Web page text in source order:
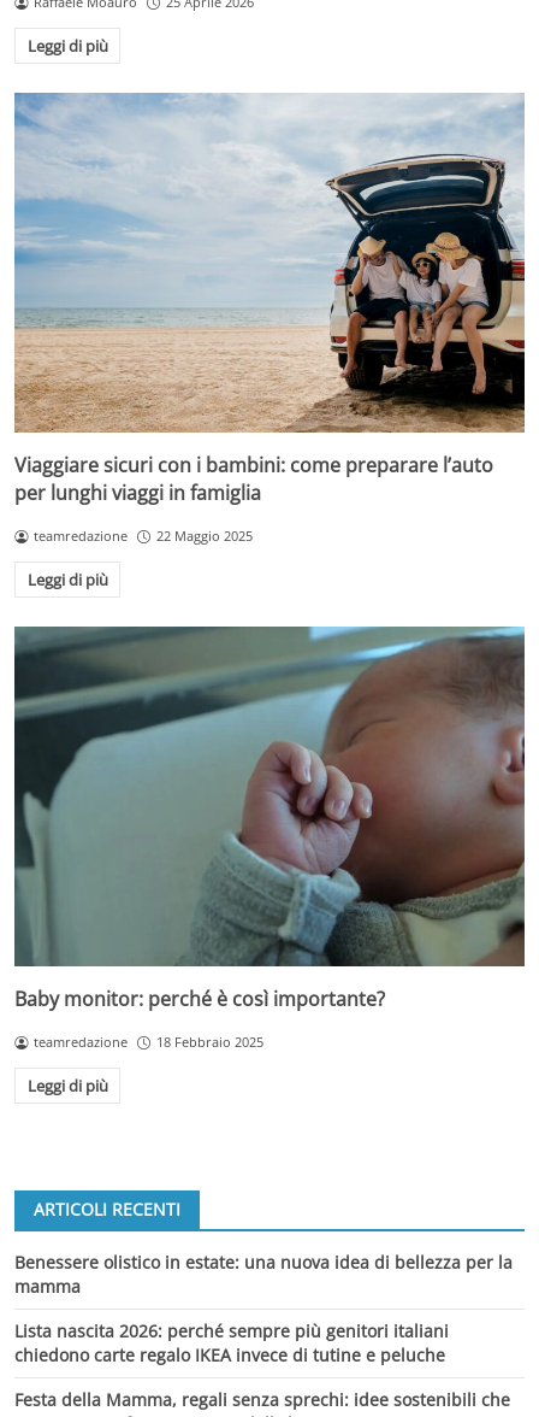
Leggi di più
Viaggiare sicuri con i bambini: come preparare l’auto
per lunghi viaggi in famiglia
teamredazione 22 Maggio 2025
Leggi di più
Baby monitor: perché è così importante?
teamredazione 18 Febbraio 2025
Leggi di più
ARTICOLI RECENTI
Benessere olistico in estate: una nuova idea di bellezza per la
mamma
Lista nascita 2026: perché sempre più genitori italiani
chiedono carte regalo IKEA invece di tutine e peluche
Festa della Mamma, regali senza sprechi: idee sostenibili che